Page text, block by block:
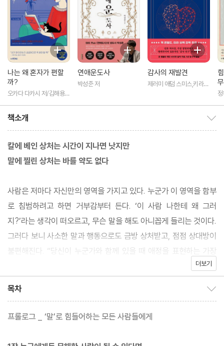
나는 왜 혼자가 편할
까?
오카다 다카시 저/김해용
연애운도사
박성준 저
감사의 재발견
제러미 애덤 스미스,키라
책소개
칼에 베인 상처는 시간이 지나면 낫지만
말에 찔린 상처는 바를 약도 없다
사람은 저마다 자신만의 영역을 가지고 있다. 누군가 이 영역을 함부
로 침범하려고 하면 거부감부터 든다. ‘이 사람 나한테 왜 그러
지?’라는 생각이 떠오르고, 무슨 말을 해도 아니꼽게 들리는 것이다.
그러다 보니 사소한 말과 행동으로도 금방 상처받고, 점점 상대방이
불편해진다. “당신이 누군가와 함께 있을 때 애정을 표현하는 가장
좋은 방법은 그 사람의 일에 개입하지 않는 것이다.” 세계적인 영적
을 침범하지 않는다는 간단한 규칙만 지켜진다면 수많은 불필요한
갈등은 사라질 것이다. 우리는 타인의 생활방식과 결정을 존중해야
않음으로써 존중하는 것, 이것이 관계의 기본 원칙이다.
더보기
목차
프롤로그 _ ‘말’로 힘들어하는 모든 사람들에게